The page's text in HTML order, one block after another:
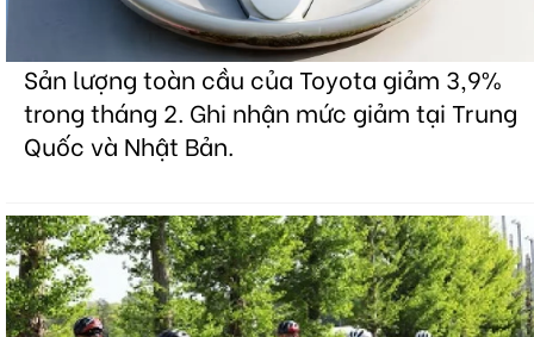
Sản lượng toàn cầu của Toyota giảm 3,9%
trong tháng 2. Ghi nhận mức giảm tại Trung
Quốc và Nhật Bản.